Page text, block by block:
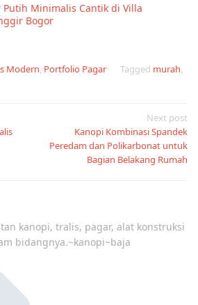
Putih Minimalis Cantik di Villa
Bogor
Modern, Portfolio Pagar Tagged murah,
Next post
Kanopi Kombinasi Spandek
Peredam dan Polikarbonat untuk
Bagian Belakang Rumah
kanopi, tralis, pagar, alat konstruksi
bidangnya.~kanopi~baja